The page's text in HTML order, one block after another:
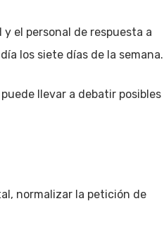
el personal de respuesta a
los siete días de la semana.
llevar a debatir posibles
normalizar la petición de